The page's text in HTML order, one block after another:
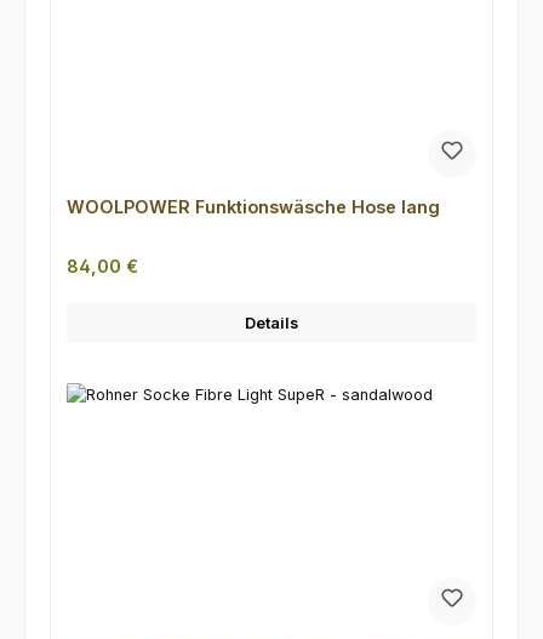
WOOLPOWER Funktionswäsche Hose lang
Regulärer Preis:
84,00 €
Details